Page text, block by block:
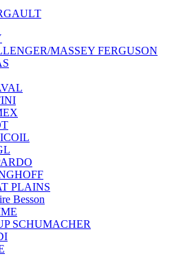
MASSEY FERGUSON
PLAINS
Besson
SCHUMACHER